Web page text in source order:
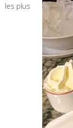
les plus